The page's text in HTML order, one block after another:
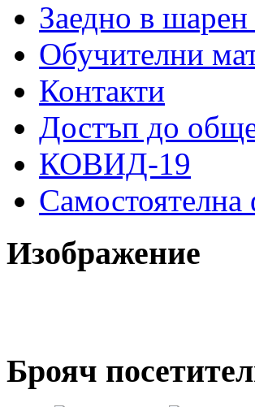
Заедно в шарен
Обучителни
Контакти
Достъп до
КОВИД-19
Изображение
Брояч